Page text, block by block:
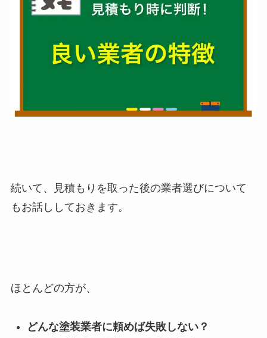
続いて、見積もりを取った後の業者選びについて
もお話ししておきます。
ほとんどの方が、
どんな塗装業者に頼めば失敗しない？